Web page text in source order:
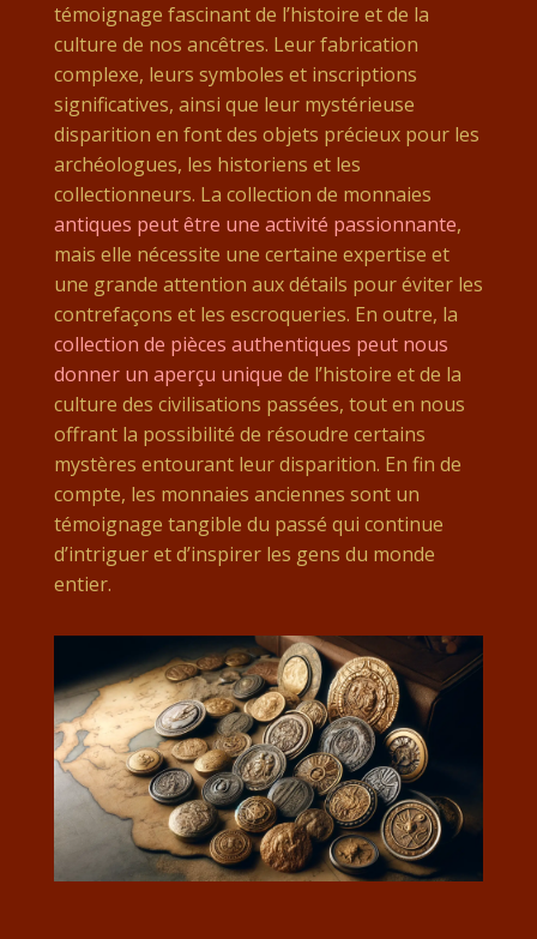
témoignage fascinant de l’histoire et de la
culture de nos ancêtres. Leur fabrication
complexe, leurs symboles et inscriptions
significatives, ainsi que leur mystérieuse
disparition en font des objets précieux pour les
archéologues, les historiens et les
collectionneurs. La collection de monnaies
antiques peut être une activité passionnante,
mais elle nécessite une certaine expertise et
une grande attention aux détails pour éviter les
contrefaçons et les escroqueries. En outre, la
collection de pièces authentiques peut nous
donner un aperçu unique de l’histoire et de la
culture des civilisations passées, tout en nous
offrant la possibilité de résoudre certains
mystères entourant leur disparition. En fin de
compte, les monnaies anciennes sont un
témoignage tangible du passé qui continue
d’intriguer et d’inspirer les gens du monde
entier.